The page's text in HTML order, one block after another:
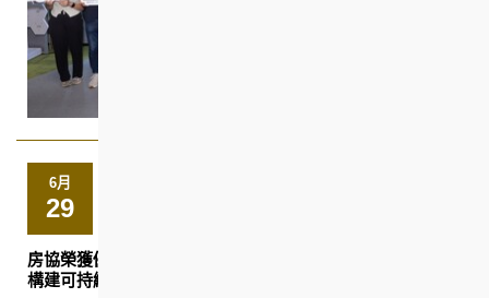
6月
29
房協榮獲優質建築大獎2026三獎項 以人為本結合智慧創新
構建可持續共融社區